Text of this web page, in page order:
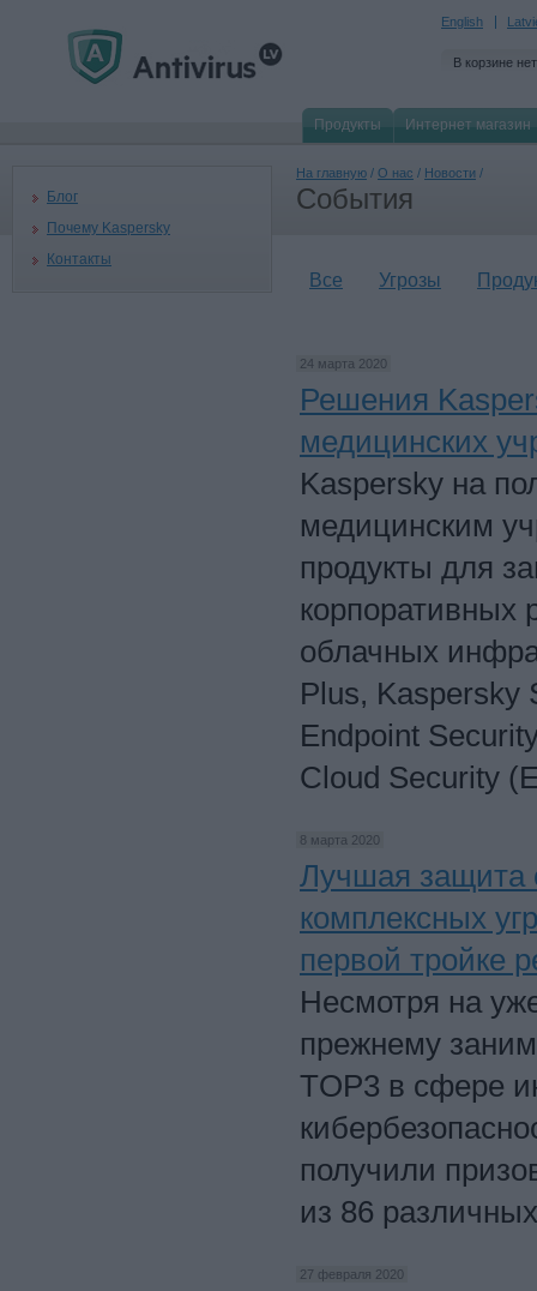
English
В корзине
Продукты Интернет магазин
Блог
Почему Kaspersky
Контакты
На главную / О нас / Новости /
События
Все Угрозы
24 марта 2020
Решения
медицинских
Kaspersky на
медицинским
продукты для
корпоративных
облачных
Plus, Kaspersky
Endpoint
Cloud Security
8 марта 2020
Лучшая защита
комплексных
первой тройке
Несмотря на
прежнему
TOP3 в сфере
получили
из 86
27 февраля 2020